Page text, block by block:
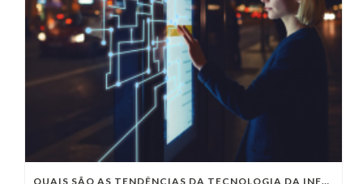
QUAIS SÃO AS TENDÊNCIAS DA TECNOLOGIA DA INFORMAÇÃO PARA 2023?